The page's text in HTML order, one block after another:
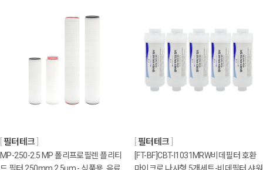
필터테크
MP-250-2.5 MP 폴리프로필렌 플리티
필터테크
[FT-BF]CBT-I1031MRW비데필터 호환